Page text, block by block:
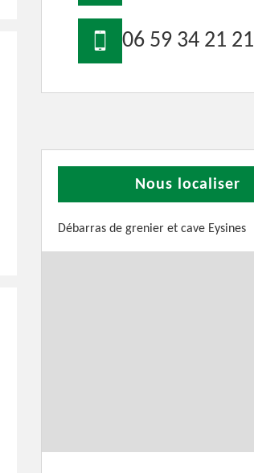
06 59 34 21 21
Nous localiser
Débarras de grenier et cave Eysines